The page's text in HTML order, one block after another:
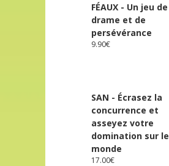
FÉAUX - Un jeu de
drame et de
persévérance
9.90€
SAN - Écrasez la
concurrence et
asseyez votre
domination sur le
monde
17.00€